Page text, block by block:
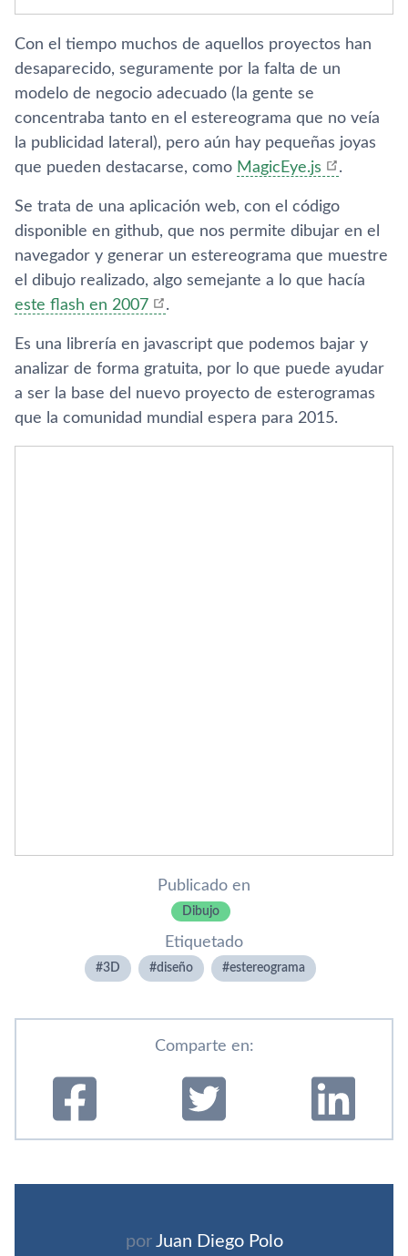
Con el tiempo muchos de aquellos proyectos han
desaparecido, seguramente por la falta de un
modelo de negocio adecuado (la gente se
concentraba tanto en el estereograma que no veí­a
la publicidad lateral), pero aún hay pequeñas joyas
que pueden destacarse, como MagicEye.js .
Se trata de una aplicación web, con el código
disponible en github, que nos permite dibujar en el
navegador y generar un estereograma que muestre
el dibujo realizado, algo semejante a lo que hací­a
este flash en 2007
.
Es una librerí­a en javascript que podemos bajar y
analizar de forma gratuita, por lo que puede ayudar
a ser la base del nuevo proyecto de esterogramas
que la comunidad mundial espera para 2015.
Publicado en
Dibujo
Etiquetado
3D diseño estereograma
Comparte en:
por Juan Diego Polo